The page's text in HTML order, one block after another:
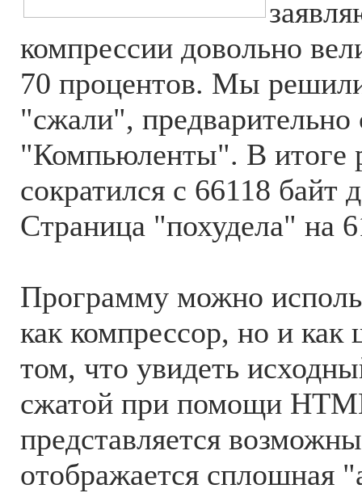
компрессии довольно
70 процентов. Мы
"сжали", предварительно
"Компьюленты". В итоге
сократился с 66118 байт
Страница "похудела" на
Программу можно
как компрессор, но и
том, что увидеть
сжатой при помощи
представляется
отображается сплошная